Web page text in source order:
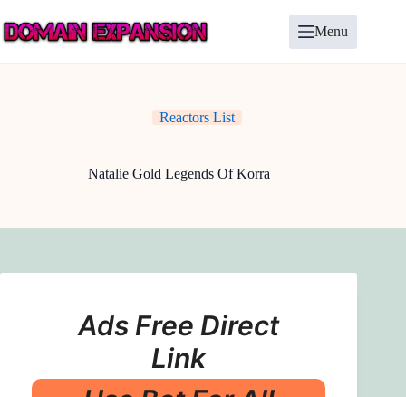
to
content
Menu
Reactors List
Natalie Gold Legends Of Korra
Ads Free Direct
Link